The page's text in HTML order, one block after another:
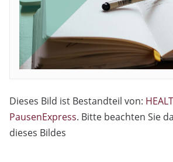
Dieses Bild ist Bestandteil von:
PausenExpress. Bitte beachten Sie
dieses Bildes